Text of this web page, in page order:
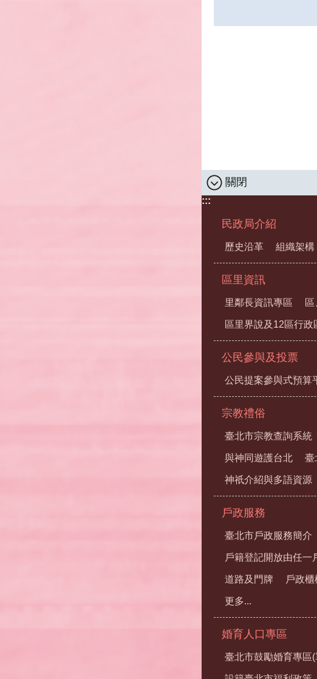
關閉
:::
民政局介紹
歷史沿革 組織架構
區里資訊
里鄰長資訊專區
區里界說及12區行政
公民參與及投票
公民提案參與式預算
宗教禮俗
臺北市宗教查詢系統
與神同遊護台北 臺
神祇介紹與多語資源
戶政服務
臺北市戶政服務簡介
戶籍登記開放由任一
道路及門牌 戶政
更多...
婚育人口專區
臺北市鼓勵婚育專區